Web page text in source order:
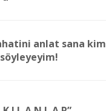
anlat sana kim